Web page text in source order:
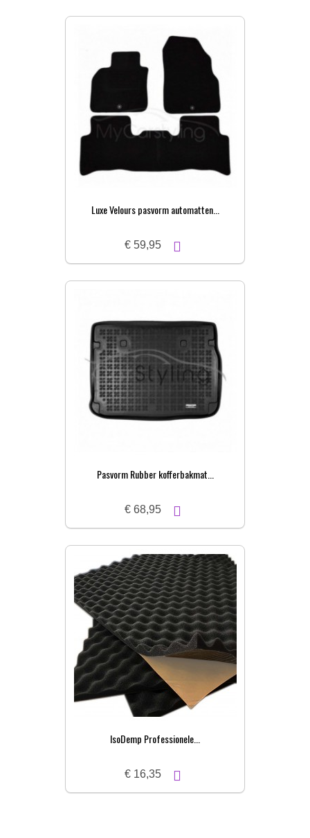
Luxe Velours pasvorm automatten...
€ 59,95
Pasvorm Rubber kofferbakmat...
€ 68,95
IsoDemp Professionele...
€ 16,35